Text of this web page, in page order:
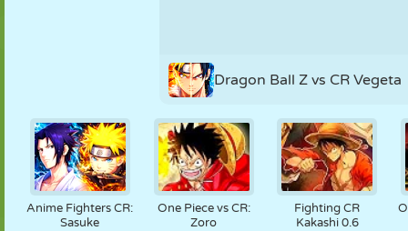
Dragon Ball Z vs CR Vegeta
Anime Fighters CR:
Sasuke
One Piece vs CR:
Zoro
Fighting CR
Kakashi 0.6